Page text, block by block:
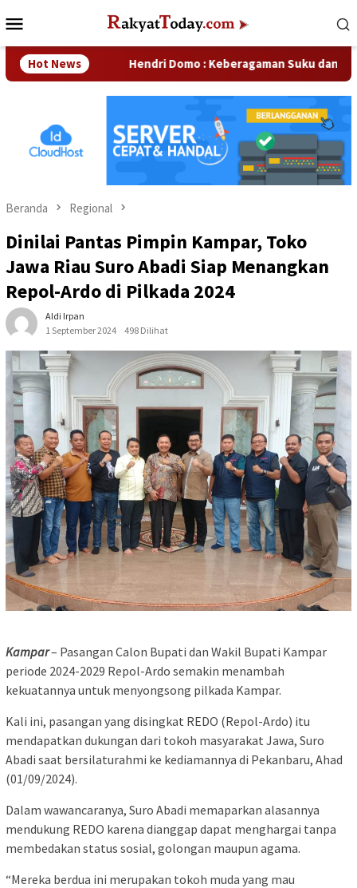
ke
Mobile
Hot NewsHendri Domo : Keberagaman Suku dan Budaya di
Beranda Regional
Dinilai Pantas Pimpin Kampar, Toko
Jawa Riau Suro Abadi Siap Menangkan
Repol-Ardo di Pilkada 2024
Aldi Irpan
1 September 2024
498 Dilihat
Kampar– Pasangan Calon Bupati dan Wakil Bupati Kampar
periode 2024-2029 Repol-Ardo semakin menambah
kekuatannya untuk menyongsong pilkada Kampar.
Kali ini, pasangan yang disingkat REDO (Repol-Ardo) itu
mendapatkan dukungan dari tokoh masyarakat Jawa, Suro
Abadi saat bersilaturahmi ke kediamannya di Pekanbaru, Ahad
(01/09/2024).
Dalam wawancaranya, Suro Abadi memaparkan alasannya
mendukung REDO karena dianggap dapat menghargai tanpa
membedakan status sosial, golongan maupun agama.
“Mereka berdua ini merupakan tokoh muda yang mau